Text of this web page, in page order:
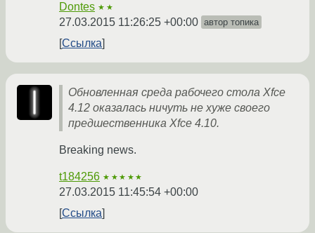
Dontes ★★
27.03.2015 11:26:25 +00:00 автор топика
Ссылка
Обновленная среда рабочего стола Xfce
4.12 оказалась ничуть не хуже своего
предшественника Xfce 4.10.
Breaking news.
t184256 ★★★★★
27.03.2015 11:45:54 +00:00
Ссылка